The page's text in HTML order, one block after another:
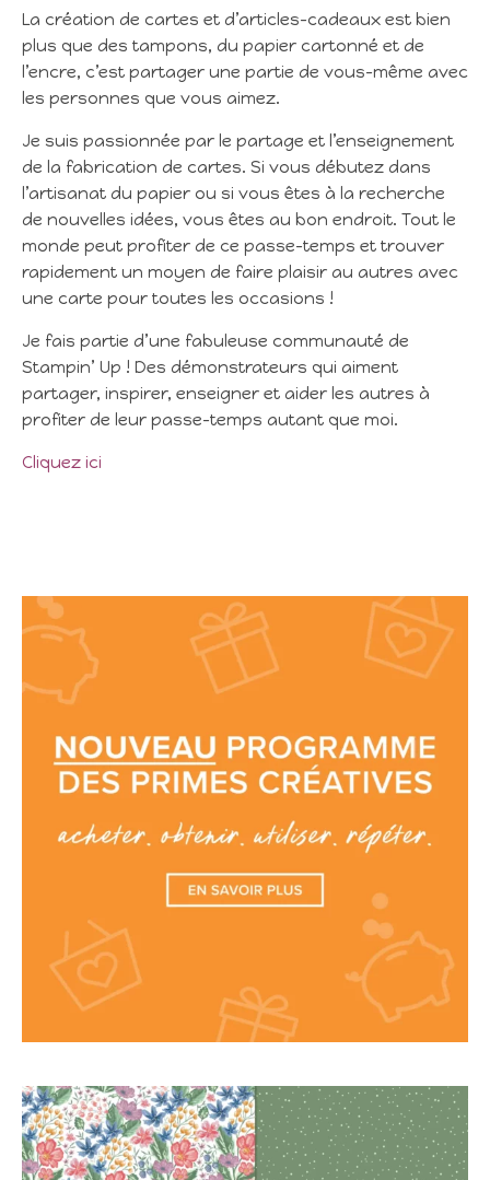
La création de cartes et d’articles-cadeaux est bien
plus que des tampons, du papier cartonné et de
l’encre, c’est partager une partie de vous-même avec
les personnes que vous aimez.
Je suis passionnée par le partage et l’enseignement
de la fabrication de cartes. Si vous débutez dans
l’artisanat du papier ou si vous êtes à la recherche
de nouvelles idées, vous êtes au bon endroit. Tout le
monde peut profiter de ce passe-temps et trouver
rapidement un moyen de faire plaisir au autres avec
une carte pour toutes les occasions !
Je fais partie d’une fabuleuse communauté de
Stampin’ Up ! Des démonstrateurs qui aiment
partager, inspirer, enseigner et aider les autres à
profiter de leur passe-temps autant que moi.
Cliquez ici